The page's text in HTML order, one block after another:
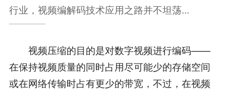
行业，视频编解码技术应用之路并不坦荡...
视频压缩的目的是对数字视频进行编码——
在保持视频质量的同时占用尽可能少的存储空间
或在网络传输时占有更少的带宽，不过，在视频